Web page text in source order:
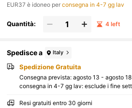
EUR37 è idoneo perconsegna in 4-7 gg lav
Quantità: 4 left
Spedisce a Italy
Spedizione Gratuita
Consegna prevista: agosto 13 - agosto 18
consegna in 4-7 gg lav: esclude i fine
Resi gratuiti entro 30 giorni